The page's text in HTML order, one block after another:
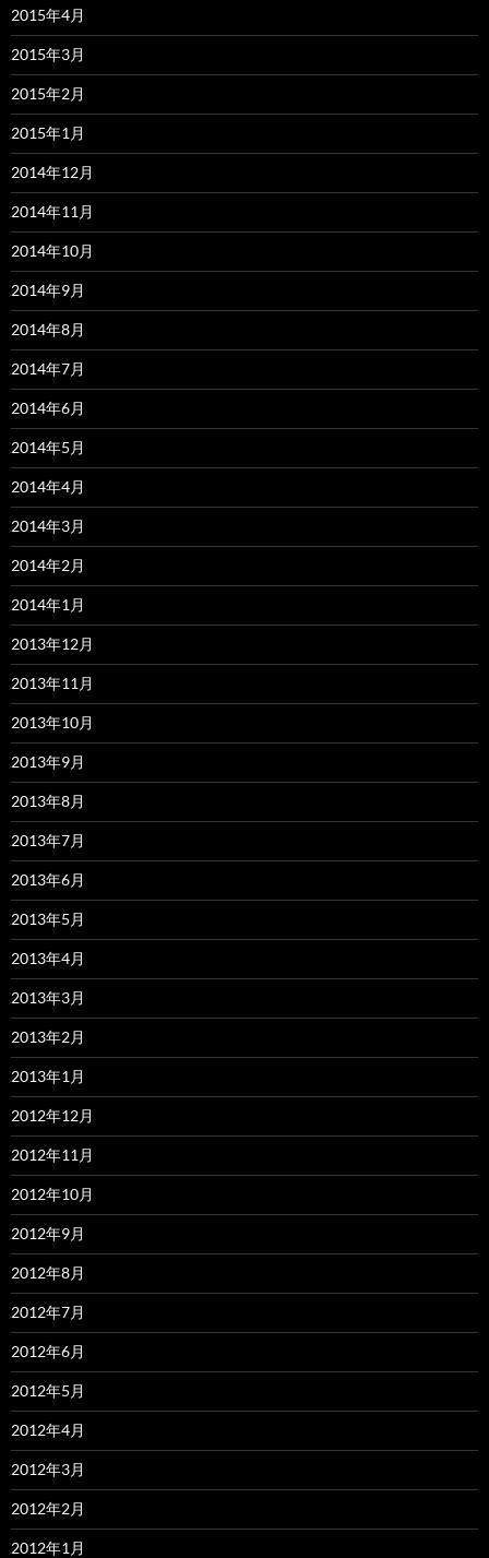
2015年4月
2015年3月
2015年2月
2015年1月
2014年12月
2014年11月
2014年10月
2014年9月
2014年8月
2014年7月
2014年6月
2014年5月
2014年4月
2014年3月
2014年2月
2014年1月
2013年12月
2013年11月
2013年10月
2013年9月
2013年8月
2013年7月
2013年6月
2013年5月
2013年4月
2013年3月
2013年2月
2013年1月
2012年12月
2012年11月
2012年10月
2012年9月
2012年8月
2012年7月
2012年6月
2012年5月
2012年4月
2012年3月
2012年2月
2012年1月